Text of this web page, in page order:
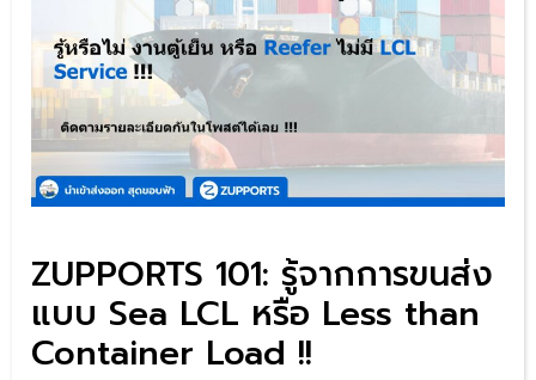
ZUPPORTS 101: รู้จากการขนส่ง
แบบ Sea LCL หรือ Less than
Container Load !!